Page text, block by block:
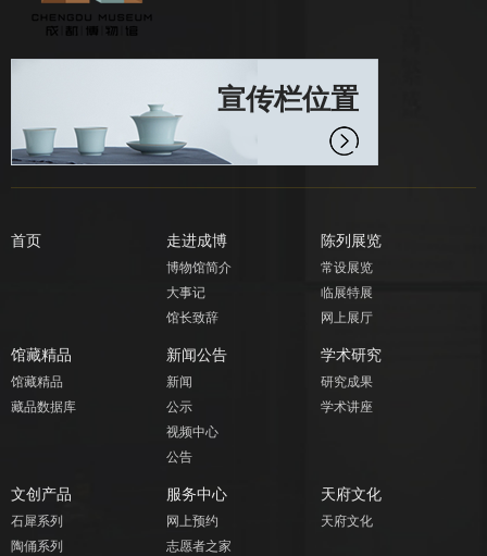
宣传栏位置
首页 走进成博
博物馆简介
大事记
馆长致辞
陈列展览
常设展览
临展特展
网上展厅
馆藏精品
馆藏精品
藏品数据库
新闻公告
新闻
公示
视频中心
公告
学术研究
研究成果
学术讲座
文创产品
石犀系列
陶俑系列
服务中心
网上预约
志愿者之家
天府文化
天府文化